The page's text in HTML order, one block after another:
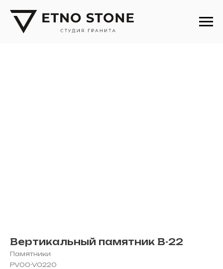
Вертикальный памятник В-22
Памятники
PV00-V0220